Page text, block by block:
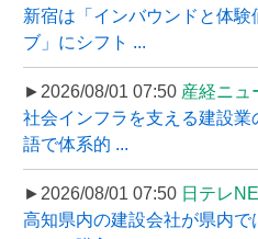
新宿は「インバウンドと体
ブ」にシフト ...
►2026/08/01 07:50 産経ニュ
社会インフラを支える建設
語で体系的 ...
►2026/08/01 07:50 日テレ
高知県内の建設会社が県内